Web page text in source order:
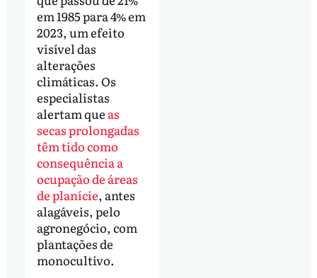
em 1985 para 4% em
2023, um efeito
visível das
alterações
climáticas. Os
especialistas
alertam que as
secas prolongadas
têm tido como
consequência a
ocupação de áreas
de planície, antes
alagáveis, pelo
agronegócio, com
plantações de
monocultivo.